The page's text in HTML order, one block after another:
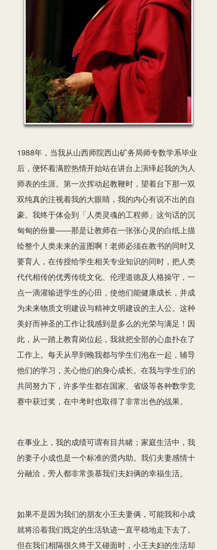
1988年，当我从山西师院西山矿务局师专数学系毕业
后，便怀着满腔热情开始站在讲台上演绎起我的为人
师表的生涯。第一次挥动起教鞭时，望着台下那一双
双纯真的注视着我的大眼睛，我的内心有说不出的自
豪。我终于体会到「人类灵魂的工程师」这句话的沉
甸甸的份量——那是让教师在一张张心灵的白纸上描
绘整个人类未来的蓝图啊！老师必须在教书的同时又
要育人，在传授给学生相关专业知识的同时，把人类
代代相传的优秀传统文化、伦理道德及人格操守，一
点一滴灌输进学生的心田，使他们能健康成长，并成
为未来物质文明建设与精神文明建设的主人公。这种
美好而神圣的工作让我感到是多么的光荣与满足！因
此，从一踏上教育岗位起，我就把全部的心血扑在了
工作上。每天从早到晚我都与学生们泡在一起，辅导
他们的学习，关心他们的身心成长。在我与学生们的
共同努力下，许多学生都在国家、省级等各种数学竞
赛中获过奖，在中考时也取得了非常出色的战果。
在事业上，我的成绩可谓有目共睹；家庭生活中，我
的妻子小成也是一个标准的贤内助。我们夫妻感情十
分融洽，旁人都非常羡慕我们夫妇俩的幸福生活。
如果不是因为我们的朋友小王夫妻俩，可能我和小成
就将沿着我们既定的生活轨迹一直平稳地走下去了。
但在我们相隔很久终于又碰面时，小王夫妇的生活却